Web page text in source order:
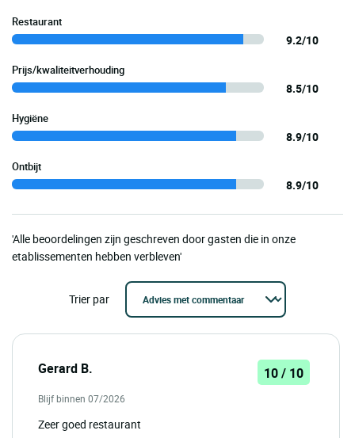
Restaurant
9.2/10
Prijs/kwaliteitverhouding
8.5/10
Hygiëne
8.9/10
Ontbijt
8.9/10
'Alle beoordelingen zijn geschreven door gasten die in onze
etablissementen hebben verbleven'
Trier par
Gerard B. 10 / 10
Blijf binnen 07/2026
Zeer goed restaurant